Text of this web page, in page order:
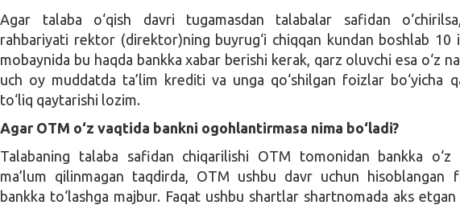
Agar talaba o‘qish davri tugamasdan talabalar safidan
rahbariyati rektor (direktor)ning buyrug‘i chiqqan kundan boshlab 10
mobaynida bu haqda bankka xabar berishi kerak, qarz oluvchi esa o‘z
uch oy muddatda ta’lim krediti va unga qo‘shilgan foizlar bo‘yicha
to‘liq qaytarishi lozim.
Agar OTM o‘z vaqtida bankni ogohlantirmasa nima bo‘ladi?
Talabaning talaba safidan chiqarilishi OTM tomonidan bankka o‘z
ma’lum qilinmagan taqdirda, OTM ushbu davr uchun hisoblangan
bankka to‘lashga majbur. Faqat ushbu shartlar shartnomada aks etgan